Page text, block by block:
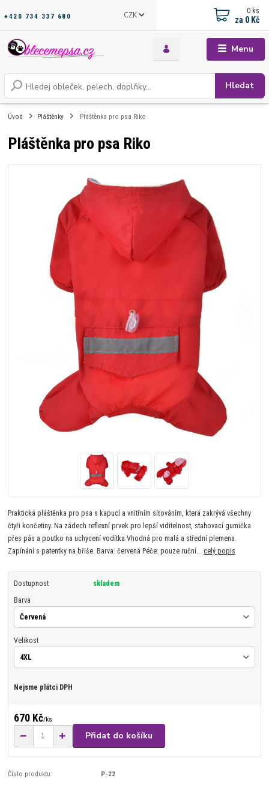
Menu
CZK
Hledat
+420 734 337 680
0 ks
za 0 Kč
Úvod Pláštěnky Pláštěnka pro psa Riko
Pláštěnka pro psa Riko
Praktická pláštěnka pro psa s kapucí a vnitřním síťováním, která zakrývá všechny
čtyři končetiny. Na zádech reflexní prvek pro lepší viditelnost, stahovací gumička
přes pás a poutko na uchycení vodítka.Vhodná pro malá a střední plemena.
Zapínání s patentky na břiše. Barva: červená Péče: pouze ruční...celý popis
Dostupnost skladem
Barva
Velikost
Nejsme plátci DPH
670 Kč/ks
Přidat do košíku
Číslo produktu: P-22